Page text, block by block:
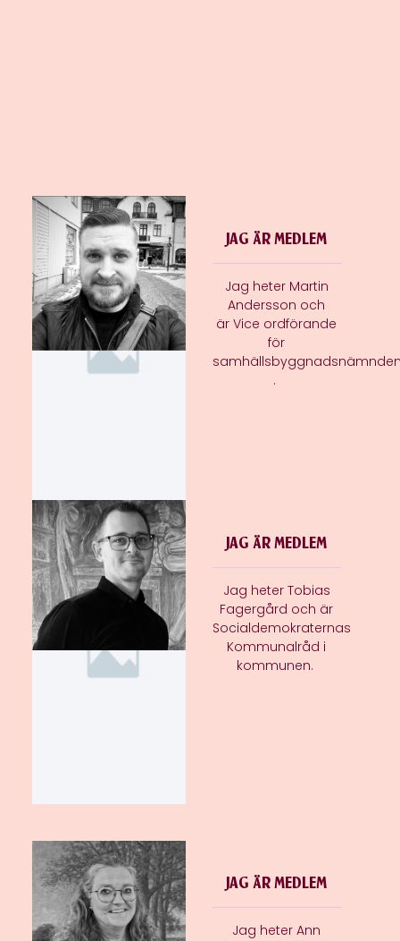
JAG ÄR MEDLEM
Jag heter Martin
Andersson och
är Vice ordförande
för
.
JAG ÄR MEDLEM
Jag heter Tobias
Fagergård och är
Socialdemokraternas
Kommunalråd i
kommunen.
JAG ÄR MEDLEM
Jag heter Ann